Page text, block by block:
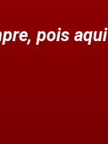
pois aqui